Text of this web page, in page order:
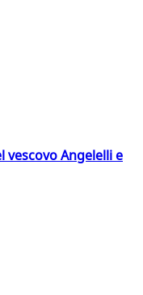
vescovo Angelelli e